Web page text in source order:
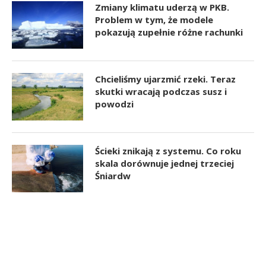
Zmiany klimatu uderzą w PKB.
Problem w tym, że modele
pokazują zupełnie różne rachunki
Chcieliśmy ujarzmić rzeki. Teraz
skutki wracają podczas susz i
powodzi
Ścieki znikają z systemu. Co roku
skala dorównuje jednej trzeciej
Śniardw